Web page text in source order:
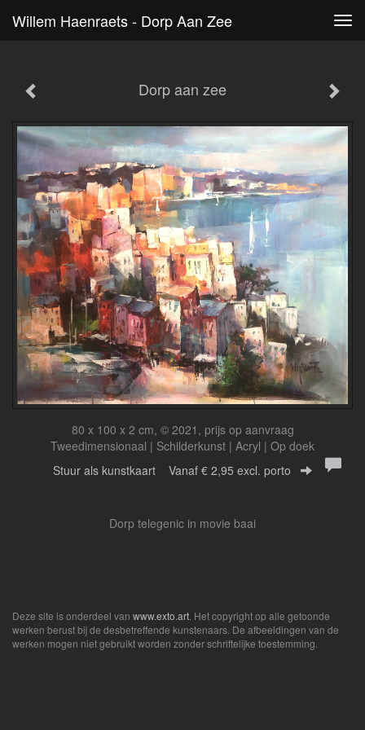
Willem Haenraets - Dorp Aan Zee
Dorp aan zee
80 x 100 x 2 cm, © 2021, prijs op aanvraag
Tweedimensionaal | Schilderkunst | Acryl | Op doek
Stuur als kunstkaart Vanaf € 2,95 excl. porto
Dorp telegenic in movie baai
Deze site is onderdeel van www.exto.art . Het copyright op alle getoonde
werken berust bij de desbetreffende kunstenaars. De afbeeldingen van de
werken mogen niet gebruikt worden zonder schriftelijke toestemming.